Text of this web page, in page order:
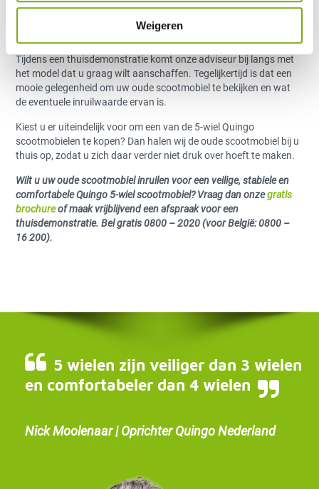
Weigeren
Voor het aanvragen van een gratis Quingo brochure met alle
scootmobielmodellen. Vervolgens kunt u een afspraak maken
voor een gratis proefrit aan huis.
Tijdens een thuisdemonstratie komt onze adviseur bij langs met
het model dat u graag wilt aanschaffen. Tegelijkertijd is dat een
mooie gelegenheid om uw oude scootmobiel te bekijken en wat
de eventuele inruilwaarde ervan is.
Kiest u er uiteindelijk voor om een van de 5-wiel Quingo
scootmobielen te kopen? Dan halen wij de oude scootmobiel bij u
thuis op, zodat u zich daar verder niet druk over hoeft te maken.
Wilt u uw oude scootmobiel inruilen voor een veilige, stabiele en
comfortabele Quingo 5-wiel scootmobiel? Vraag dan onzegratis
brochureof maak vrijblijvend een afspraak voor een
thuisdemonstratie.Bel gratis 0800 – 2020 (voor België: 0800 –
16 200).
5 wielen zijn veiliger dan 3 wielen
en comfortabeler dan 4 wielen
Nick Moolenaar | Oprichter Quingo Nederland